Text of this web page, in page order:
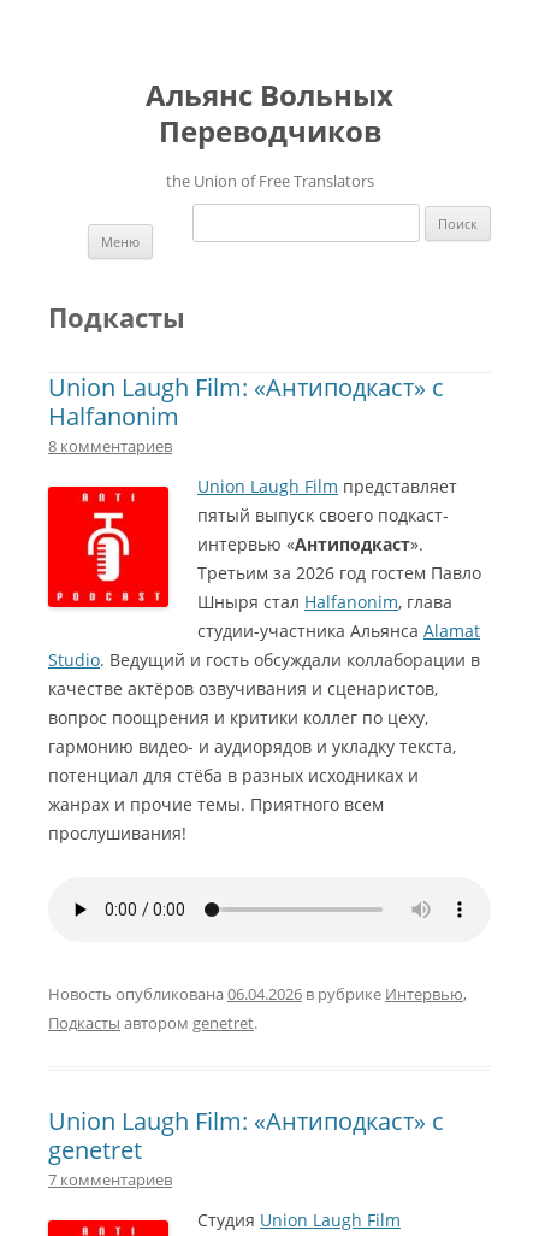
Альянс Вольных
Переводчиков
the Union of Free Translators
Найти:
Меню
Подкасты
Union Laugh Film: «Антиподкаст» с
Halfanonim
8 комментариев
Union Laugh Film представляет
пятый выпуск своего подкаст-
интервью «Антиподкаст».
Третьим за 2026 год гостем Павло
Шныря стал Halfanonim, глава
студии-участника Альянса Alamat
Studio. Ведущий и гость обсуждали коллаборации в
качестве актёров озвучивания и сценаристов,
вопрос поощрения и критики коллег по цеху,
гармонию видео- и аудиорядов и укладку текста,
потенциал для стёба в разных исходниках и
жанрах и прочие темы. Приятного всем
прослушивания!
Новость опубликована06.04.2026 в рубрике Интервью,
Подкасты автором genetret.
Union Laugh Film: «Антиподкаст» с
genetret
7 комментариев
Студия Union Laugh Film